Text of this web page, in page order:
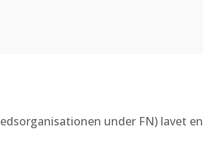
under FN) lavet en